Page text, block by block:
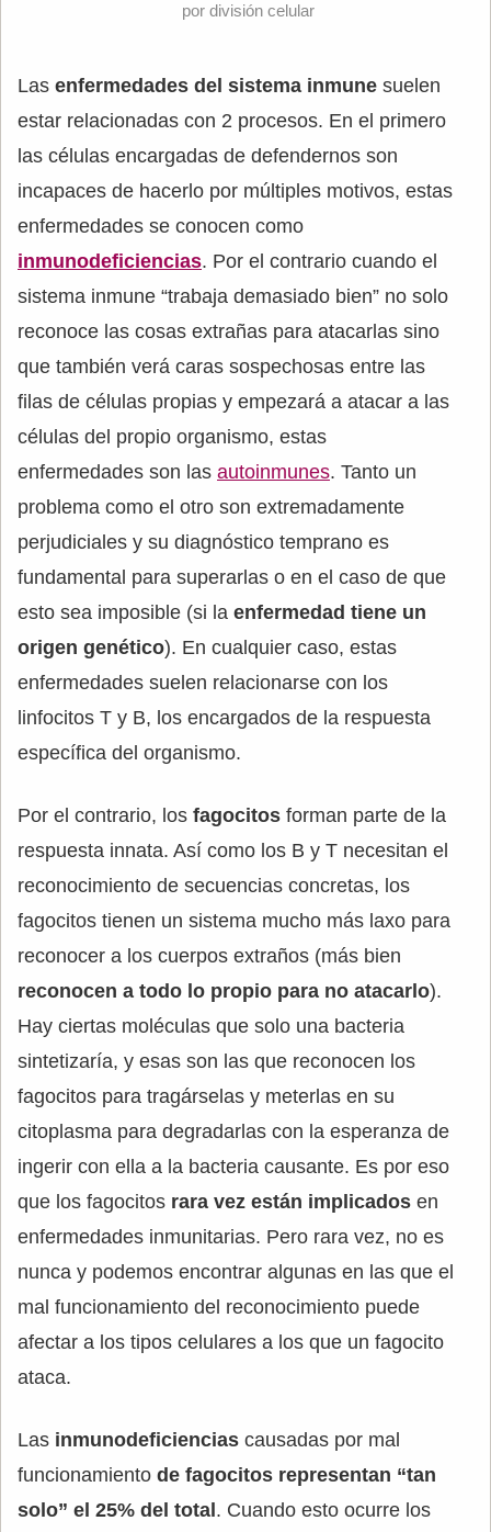
por división celular
Las enfermedades del sistema inmune suelen
estar relacionadas con 2 procesos. En el primero
las células encargadas de defendernos son
incapaces de hacerlo por múltiples motivos, estas
enfermedades se conocen como
inmunodeficiencias. Por el contrario cuando el
sistema inmune “trabaja demasiado bien” no solo
reconoce las cosas extrañas para atacarlas sino
que también verá caras sospechosas entre las
filas de células propias y empezará a atacar a las
células del propio organismo, estas
enfermedades son las autoinmunes. Tanto un
problema como el otro son extremadamente
perjudiciales y su diagnóstico temprano es
fundamental para superarlas o en el caso de que
esto sea imposible (si la enfermedad tiene un
origen genético). En cualquier caso, estas
enfermedades suelen relacionarse con los
linfocitos T y B, los encargados de la respuesta
específica del organismo.
Por el contrario, los fagocitos forman parte de la
respuesta innata. Así como los B y T necesitan el
reconocimiento de secuencias concretas, los
fagocitos tienen un sistema mucho más laxo para
reconocer a los cuerpos extraños (más bien
reconocen a todo lo propio para no atacarlo).
Hay ciertas moléculas que solo una bacteria
sintetizaría, y esas son las que reconocen los
fagocitos para tragárselas y meterlas en su
citoplasma para degradarlas con la esperanza de
ingerir con ella a la bacteria causante. Es por eso
que los fagocitos rara vez están implicados en
enfermedades inmunitarias. Pero rara vez, no es
nunca y podemos encontrar algunas en las que el
mal funcionamiento del reconocimiento puede
afectar a los tipos celulares a los que un fagocito
ataca.
Las inmunodeficiencias causadas por mal
funcionamiento de fagocitos representan “tan
solo” el 25% del total . Cuando esto ocurre los